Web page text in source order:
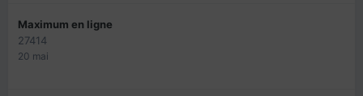
Maximum en ligne
27414
20 mai